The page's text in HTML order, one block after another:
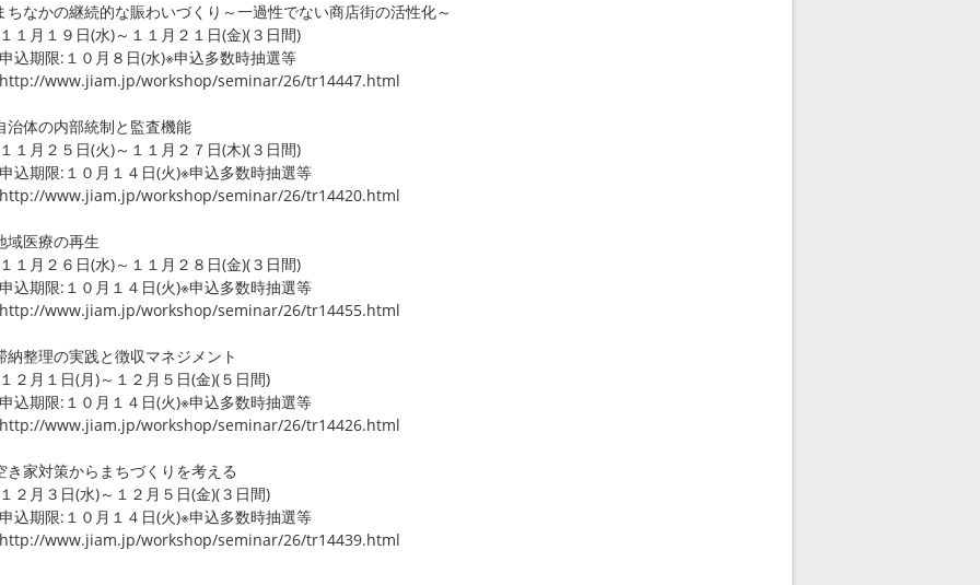
なかの継続的な賑わいづくり～一過性でない商店街の活性化～
月１９日(水)～１１月２１日(金)(３日間)
期限:１０月８日(水)※申込多数時抽選等
www.jiam.jp/workshop/seminar/26/tr14447.html
体の内部統制と監査機能
月２５日(火)～１１月２７日(木)(３日間)
期限:１０月１４日(火)※申込多数時抽選等
www.jiam.jp/workshop/seminar/26/tr14420.html
医療の再生
月２６日(水)～１１月２８日(金)(３日間)
期限:１０月１４日(火)※申込多数時抽選等
www.jiam.jp/workshop/seminar/26/tr14455.html
整理の実践と徴収マネジメント
月１日(月)～１２月５日(金)(５日間)
期限:１０月１４日(火)※申込多数時抽選等
www.jiam.jp/workshop/seminar/26/tr14426.html
家対策からまちづくりを考える
月３日(水)～１２月５日(金)(３日間)
期限:１０月１４日(火)※申込多数時抽選等
www.jiam.jp/workshop/seminar/26/tr14439.html